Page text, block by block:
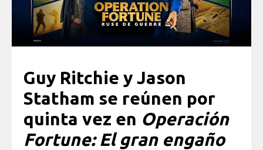
Guy Ritchie y Jason
Statham se reúnen por
quinta vez en Operación
Fortune: El gran engaño